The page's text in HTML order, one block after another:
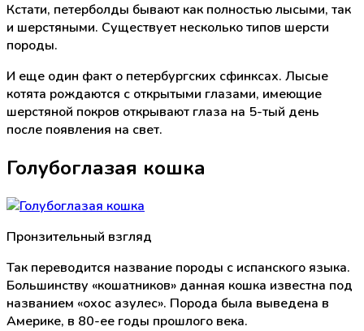
Кстати, петерболды бывают как полностью лысыми, так
и шерстяными. Существует несколько типов шерсти
породы.
И еще один факт о петербургских сфинксах. Лысые
котята рождаются с открытыми глазами, имеющие
шерстяной покров открывают глаза на 5-тый день
после появления на свет.
Голубоглазая кошка
Пронзительный взгляд
Так переводится название породы с испанского языка.
Большинству «кошатников» данная кошка известна под
названием «охос азулес». Порода была выведена в
Америке, в 80-ее годы прошлого века.